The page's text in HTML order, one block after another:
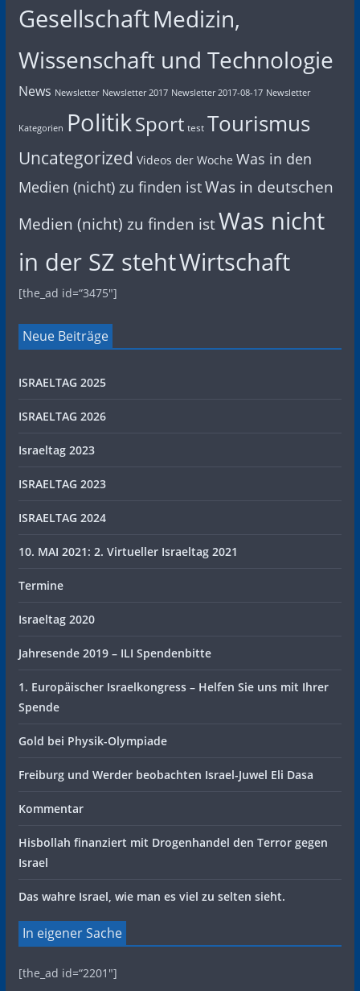
GesellschaftMedizin,
Wissenschaft und Technologie
News Newsletter Newsletter 2017 Newsletter 2017-08-17 Newsletter
Kategorien PolitikSport test Tourismus
Uncategorized Videos der Woche Was in den
Medien (nicht) zu finden istWas in deutschen
Medien (nicht) zu finden istWas nicht
in der SZ stehtWirtschaft
[the_ad id=“3475″]
Neue Beiträge
ISRAELTAG 2025
ISRAELTAG 2026
Israeltag 2023
ISRAELTAG 2023
ISRAELTAG 2024
10. MAI 2021: 2. Virtueller Israeltag 2021
Termine
Israeltag 2020
Jahresende 2019 – ILI Spendenbitte
1. Europäischer Israelkongress – Helfen Sie uns mit Ihrer
Spende
Gold bei Physik-Olympiade
Freiburg und Werder beobachten Israel-Juwel Eli Dasa
Kommentar
Hisbollah finanziert mit Drogenhandel den Terror gegen
Israel
Das wahre Israel, wie man es viel zu selten sieht.
In eigener Sache
[the_ad id=“2201″]